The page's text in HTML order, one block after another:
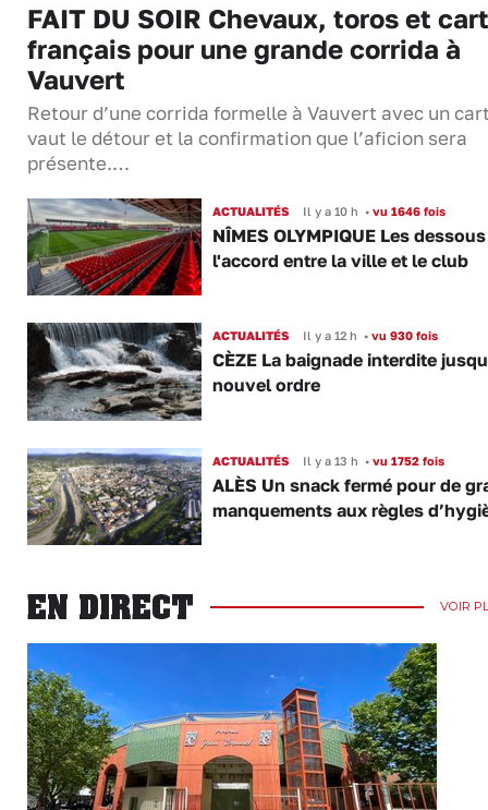
FAIT DU SOIR Chevaux, toros et
français pour une grande corrida à
Vauvert
Retour d’une corrida formelle à Vauvert avec un
vaut le détour et la confirmation que l’aficion sera
présente.…
ACTUALITÉS Il y a 10 h •vu 1646 fois
NÎMES OLYMPIQUE Les
l'accord entre la ville et le club
ACTUALITÉS Il y a 12 h •vu 930 fois
CÈZE La baignade interdite
nouvel ordre
ACTUALITÉS Il y a 13 h •vu 1752 fois
ALÈS Un snack fermé pour de
manquements aux règles
EN DIRECT VOIR